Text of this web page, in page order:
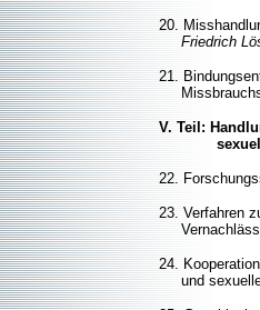
20.
Friedrich
21.
V. Teil:
22.
23. Verfahren
24.
und